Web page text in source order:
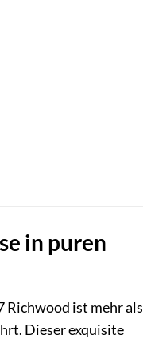
in puren
ist mehr als
Dieser exquisite